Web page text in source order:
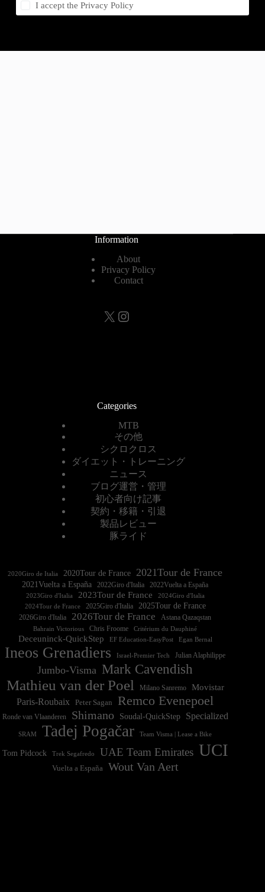
I accept thePrivacy Policy
Information
About
Privacy Policy
Contact
X Instagram
Categories
MTB
その他
シクロクロス
ダイエット・トレーニング
ニュース
ブログ運営・管理
初心者向け記事
契約・移籍・引退
製品レビュー
豚ライド
2020Giro de Italia 2020Tour de France 2021Tour de France
2021Vuelta a España 2022Vuelta a España
2023Giro d'Italia 2023Tour de France
2024Tour de France
2025Giro d'Italia 2025Tour de France
2026Giro d'Italia 2026Tour de France Astana Qazaqstan
Bahrain Victorious Chris Froome Critérium du Dauphiné
Deceuninck-QuickStep EF Education-EasyPost Egan Bernal
Ineos Grenadiers Israel-Premier Tech Julian Alaphilippe
Jumbo-Visma Mark Cavendish
Mathieu van der Poel Milano Sanremo
Movistar
Paris-Roubaix
Peter Sagan Remco Evenepoel
Ronde van Vlaanderen Shimano Soudal-QuickStep Specialized
SRAM Tadej Pogačar Team Visma | Lease a Bike
Tom Pidcock Trek Segafredo UAE Team Emirates UCI
Vuelta a España Wout Van Aert